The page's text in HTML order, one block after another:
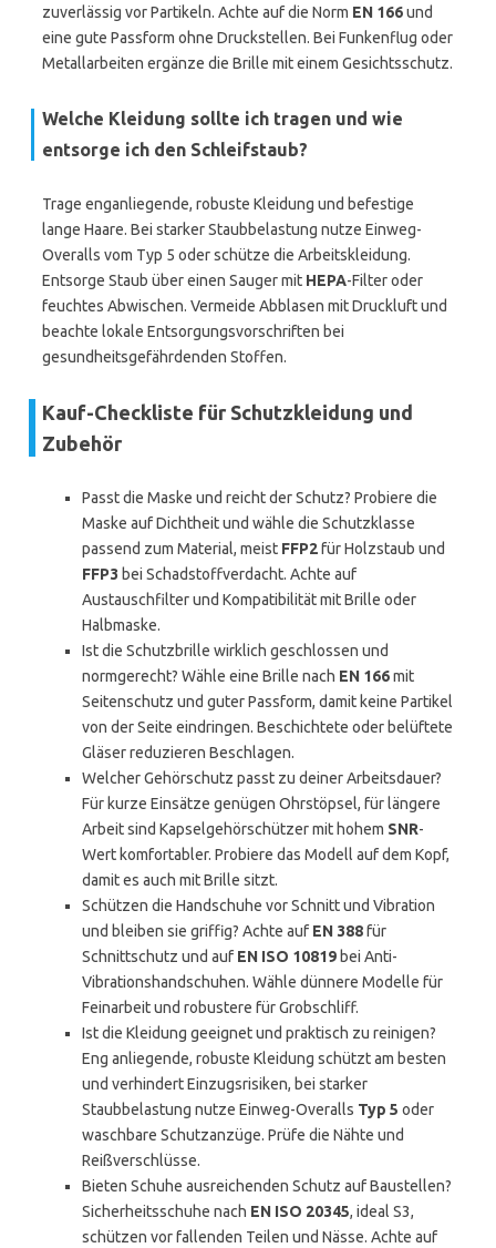
zuverlässig vor Partikeln. Achte auf die Norm EN 166und
eine gute Passform ohne Druckstellen. Bei Funkenflug oder
Metallarbeiten ergänze die Brille mit einem Gesichtsschutz.
Welche Kleidung sollte ich tragen und wie
entsorge ich den Schleifstaub?
Trage enganliegende, robuste Kleidung und befestige
lange Haare. Bei starker Staubbelastung nutze Einweg-
Overalls vom Typ 5 oder schütze die Arbeitskleidung.
Entsorge Staub über einen Sauger mit HEPA-Filter oder
feuchtes Abwischen. Vermeide Abblasen mit Druckluft und
beachte lokale Entsorgungsvorschriften bei
gesundheitsgefährdenden Stoffen.
Kauf-Checkliste für Schutzkleidung und
Zubehör
Passt die Maske und reicht der Schutz? Probiere die
Maske auf Dichtheit und wähle die Schutzklasse
passend zum Material, meist FFP2für Holzstaub und
FFP3 bei Schadstoffverdacht. Achte auf
Austauschfilter und Kompatibilität mit Brille oder
Halbmaske.
Ist die Schutzbrille wirklich geschlossen und
normgerecht? Wähle eine Brille nach EN 166mit
Seitenschutz und guter Passform, damit keine Partikel
von der Seite eindringen. Beschichtete oder belüftete
Gläser reduzieren Beschlagen.
Welcher Gehörschutz passt zu deiner Arbeitsdauer?
Für kurze Einsätze genügen Ohrstöpsel, für längere
Arbeit sind Kapselgehörschützer mit hohem SNR-
Wert komfortabler. Probiere das Modell auf dem Kopf,
damit es auch mit Brille sitzt.
Schützen die Handschuhe vor Schnitt und Vibration
und bleiben sie griffig? Achte auf EN 388für
Schnittschutz und auf EN ISO 10819 bei Anti-
Vibrationshandschuhen. Wähle dünnere Modelle für
Feinarbeit und robustere für Grobschliff.
Ist die Kleidung geeignet und praktisch zu reinigen?
Eng anliegende, robuste Kleidung schützt am besten
und verhindert Einzugsrisiken, bei starker
Staubbelastung nutze Einweg-Overalls Typ 5 oder
waschbare Schutzanzüge. Prüfe die Nähte und
Reißverschlüsse.
Bieten Schuhe ausreichenden Schutz auf Baustellen?
Sicherheitsschuhe nach EN ISO 20345, ideal S3,
schützen vor fallenden Teilen und Nässe. Achte auf